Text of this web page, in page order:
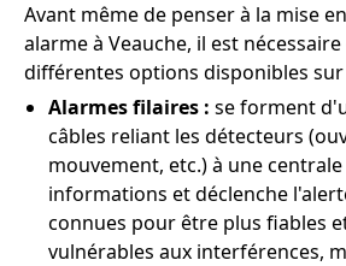
Avant même de penser à la mise
alarme à Veauche, il est
différentes options disponibles sur
Alarmes filaires : se forment
câbles reliant les détecteurs
mouvement, etc.) à une
informations et déclenche
connues pour être plus fiables
vulnérables aux interférences,